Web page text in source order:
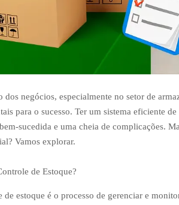
dos negócios, especialmente no setor de
para o sucesso. Ter um sistema eficiente
sucedida e uma cheia de complicações.
Vamos explorar.
de Estoque?
de estoque é o processo de gerenciar e